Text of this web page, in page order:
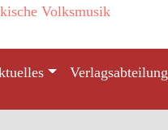
Verlagsabteilung